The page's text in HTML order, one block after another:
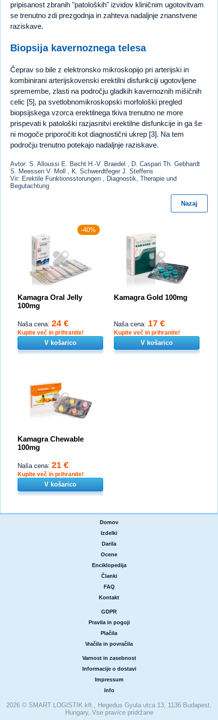
pripisanost zbranih "patoloških" izvidov kliničnim ugotovitvam
se trenutno zdi prezgodnja in zahteva nadaljnje znanstvene
raziskave.
Biopsija kavernoznega telesa
Čeprav so bile z elektronsko mikroskopijo pri arterijski in
kombinirani arterijskovenski erektilni disfunkciji ugotovljene
spremembe, zlasti na področju gladkih kavernoznih mišičnih
celic [5], pa svetlobnomikroskopski morfološki pregled
biopsijskega vzorca erektilnega tkiva trenutno ne more
prispevati k patološki razjasnitvi erektilne disfunkcije in ga še
ni mogoče priporočiti kot diagnostični ukrep [3]. Na tem
področju trenutno potekajo nadaljnje raziskave.
Avtor: S. Alloussi E. Becht H.-V. Braedel , D. Caspari Th. Gebhardt
S. Meessen V. Moll , K. Schwerdtfeger J. Steffens
Vir: Erektile Funktionsstorungen , Diagnostik, Therapie und
Begutachtung
Nazaj
-40%
Kamagra Oral Jelly
100mg
Naša cena: 24 €
Kupite več in prihranite!
V košarico
Kamagra Gold 100mg
Naša cena: 17 €
Kupite več in prihranite!
V košarico
Kamagra Chewable
100mg
Naša cena: 21 €
Kupite več in prihranite!
V košarico
Domov
Izdelki
Darila
Ocene
Enciklopedija
Članki
FAQ
Kontakt
GDPR
Pravila in pogoji
Plačila
Vračila in povračila
Varnost in zasebnost
Informacije o dostavi
Impressum
Info
2026 © SMART LOGISTIK kft., Hegedus Gyula utca 13, 1136 Budapest,
Hungary, Vse pravice pridržane